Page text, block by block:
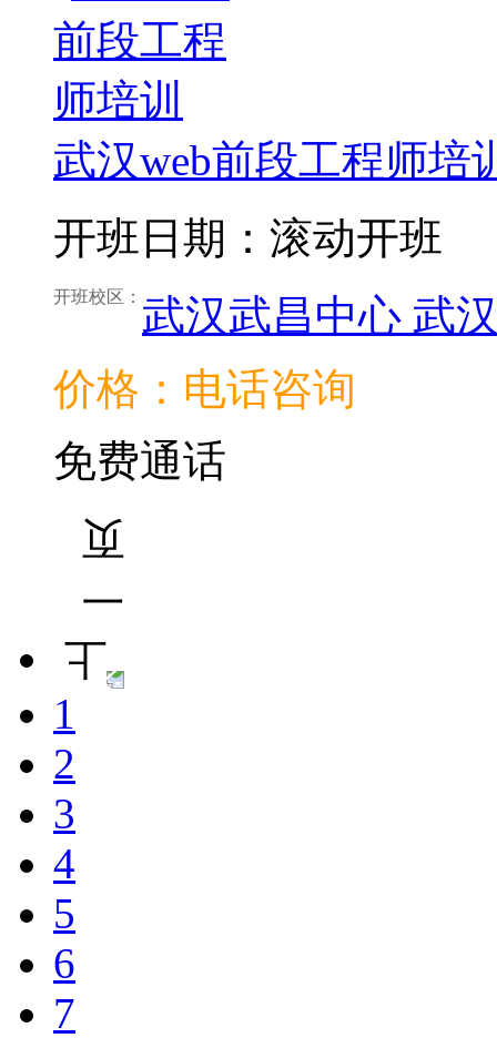
武汉web前段工程师培
开班日期：滚动开班
开班校区： 武汉武昌中心 武
价格：电话咨询
免费通话
1
2
3
4
5
6
7